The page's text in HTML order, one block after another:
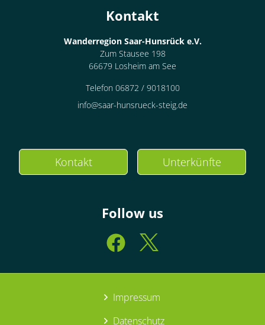
Kontakt
Wanderregion Saar-Hunsrück e.V.
Zum Stausee 198
66679 Losheim am See
Telefon 06872 / 9018100
info@saar-hunsrueck-steig.de
Kontakt Unterkünfte
Follow us
Impressum
Datenschutz